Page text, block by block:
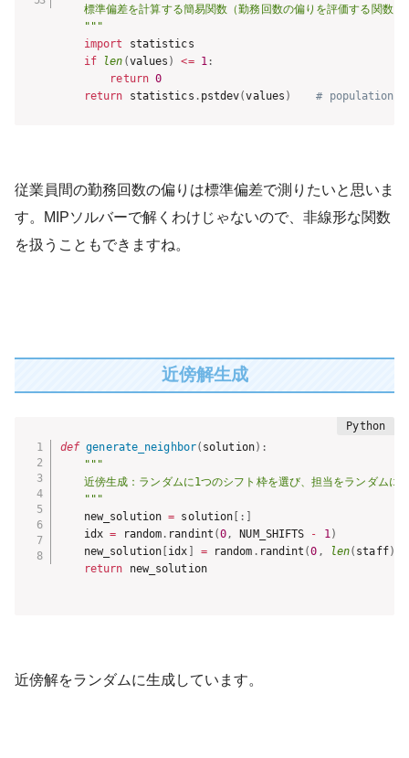
    標準偏差を計算する簡易関数（勤務回数の偏りを評価する関数）
    """
import
statistics
if
len (values ) <= 1:
return 0
return statistics . pstdev(values ) # population
従業員間の勤務回数の偏りは標準偏差で測りたいと思いま
す。MIPソルバーで解くわけじゃないので、非線形な関数
を扱うこともできますね。
近傍解生成
def generate_neighbor( solution) :
"""
近傍生成：ランダムに1つのシフト枠を選び、担当をランダムに
    """
    new_solution
= solution :
    idx
= random . randint (0, NUM_SHIFTS - 1)
    new_solution
idx = random . randint (0 , len( staff)
return
new_solution
近傍解をランダムに生成しています。